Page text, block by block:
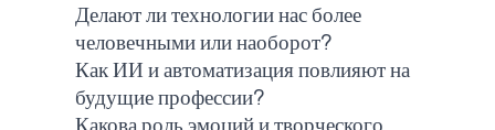
Делают ли технологии нас более
человечными или наоборот?
Как ИИ и автоматизация повлияют на
будущие профессии?
Какова роль эмоций и творческого